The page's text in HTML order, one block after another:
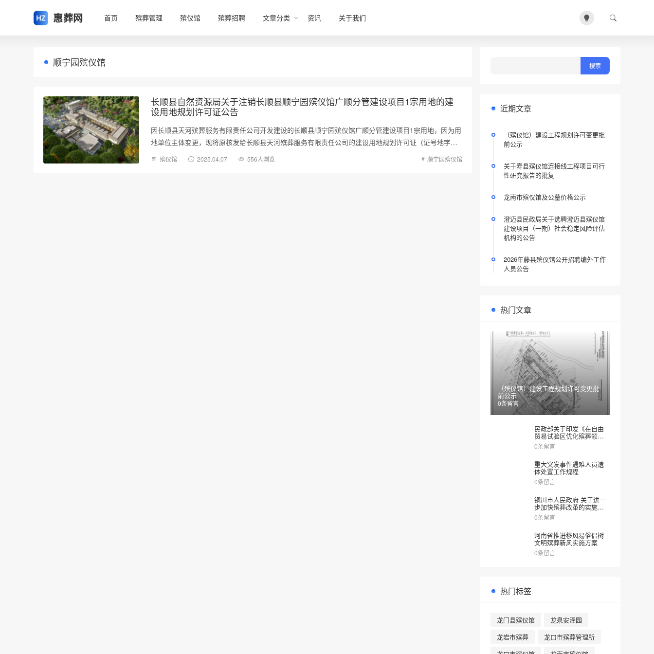
惠葬网 首页 殡葬管理 殡仪馆 殡葬招聘 文章分类 资讯 关于我们
顺宁园殡仪馆
长顺县自然资源局关于注销长顺县顺宁园殡仪馆广顺分管建设项目1宗用地的建
设用地规划许可证公告
因长顺县天河殡葬服务有限责任公司开发建设的长顺县顺宁园殡仪馆广顺分管建设项目1宗用地，因为用
地单位主体变更，现将原核发给长顺县天河殡葬服务有限责任公司的建设用地规划许可证（证号地字…
殡仪馆 2025.04.07 556人浏览 顺宁园殡仪馆
近期文章
（殡仪馆）建设工程规划许可变更批
前公示
关于寿县殡仪馆连接线工程项目可行
性研究报告的批复
龙南市殡仪馆及公墓价格公示
澄迈县民政局关于选聘澄迈县殡仪馆
建设项目（一期）社会稳定风险评估
机构的公告
2026年藤县殡仪馆公开招聘编外工作
人员公告
热门文章
（殡仪馆）建设工程规划许可变更批
前公示
0条留言
民政部关于印发《在自由
贸易试验区优化殡葬领域
涉企审批服务实施方案》
的通知
0条留言
重大突发事件遇难人员遗
体处置工作规程
0条留言
铜川市人民政府 关于进一
步加快殡葬改革的实施意
见
0条留言
河南省推进移风易俗倡树
文明殡葬新风实施方案
0条留言
热门标签
龙门县殡仪馆
龙泉安泽园
龙岩市殡葬
龙口市殡葬管理所